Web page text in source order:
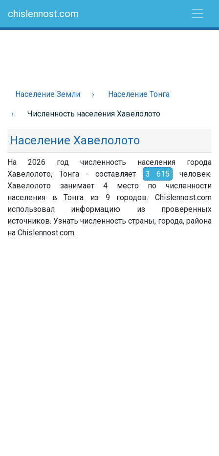
chislennost.com
Население Земли Население Тонга
Численность населения Хавелолото
Население Хавелолото
На 2026 год численность населения города
Хавелолото, Тонга - составляет
3 615
человек.
Хавелолото занимает 4 место по численности
населения в Тонга из 9 городов. Chislennost.com
использовал информацию из проверенных
источников. Узнать численность страны, города, района
на Chislennost.com.